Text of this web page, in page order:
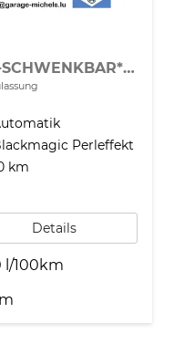
Selection 1.5 TSI DSG*AHK-SCHWENKBAR*PDC-HI*LED*SMARTLINK*SHZ*TEMPOMAT
Perleffekt
km
Details
l/100km